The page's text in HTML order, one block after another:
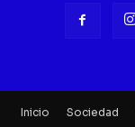
Inicio Sociedad